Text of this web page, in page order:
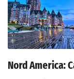
Nord America: